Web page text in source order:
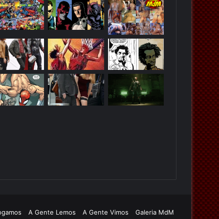
A Gente Lemos A Gente Vimos Galeria MdM